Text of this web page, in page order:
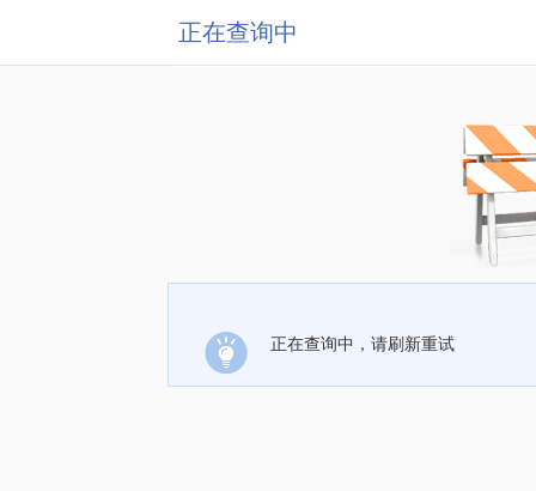
正在查询中
正在查询中，请刷新重试